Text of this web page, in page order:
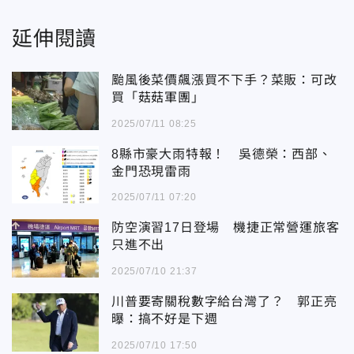
延伸閱讀
颱風後菜價飆漲買不下手？菜販：可改
買「菇菇軍團」
2025/07/11 08:25
8縣市豪大雨特報！ 吳德榮：西部、
金門恐現雷雨
2025/07/11 07:20
防空演習17日登場 機捷正常營運旅客
只進不出
2025/07/10 21:37
川普要寄關稅數字給台灣了？ 郭正亮
曝：搞不好是下週
2025/07/10 17:50